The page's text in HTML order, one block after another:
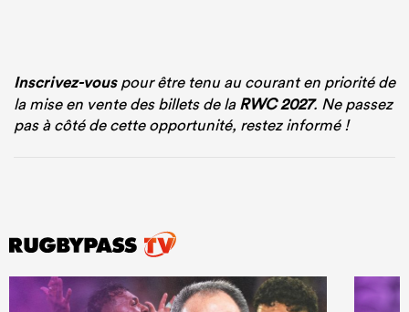
Inscrivez-vouspour être tenu au courant en priorité de
la mise en vente des billets de laRWC 2027. Ne passez
pas à côté de cette opportunité, restez informé !